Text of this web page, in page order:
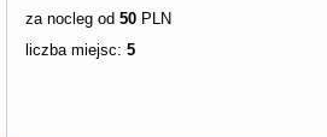
za nocleg od 50 PLN
liczba miejsc: 5